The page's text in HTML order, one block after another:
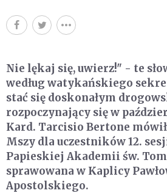
Nie lękaj się, uwierz!" - te
według watykańskiego
stać się doskonałym
rozpoczynający się w
Kard. Tarcisio Bertone
Mszy dla uczestników 12.
Papieskiej Akademii św.
sprawowana w Kaplicy
Apostolskiego.